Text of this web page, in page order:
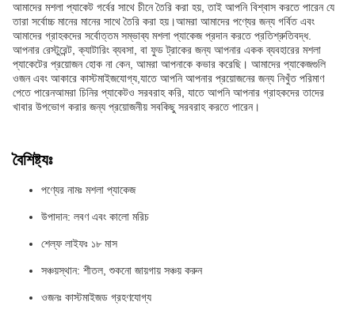
আমাদের মশলা প্যাকেট গর্বের সাথে চীনে তৈরি করা হয়, তাই আপনি বিশ্বাস করতে পারেন যে
তারা সর্বোচ্চ মানের মানের সাথে তৈরি করা হয়।আমরা আমাদের পণ্যের জন্য গর্বিত এবং
আমাদের গ্রাহকদের সর্বোত্তম সম্ভাব্য মশলা প্যাকেজ প্রদান করতে প্রতিশ্রুতিবদ্ধ.
আপনার রেস্টুরেন্ট, ক্যাটারিং ব্যবসা, বা ফুড ট্রাকের জন্য আপনার একক ব্যবহারের মশলা
প্যাকেটের প্রয়োজন হোক না কেন, আমরা আপনাকে কভার করেছি। আমাদের প্যাকেজগুলি
ওজন এবং আকারে কাস্টমাইজযোগ্য,যাতে আপনি আপনার প্রয়োজনের জন্য নিখুঁত পরিমাণ
পেতে পারেনআমরা চিনির প্যাকেটও সরবরাহ করি, যাতে আপনি আপনার গ্রাহকদের তাদের
খাবার উপভোগ করার জন্য প্রয়োজনীয় সবকিছু সরবরাহ করতে পারেন।
বৈশিষ্ট্যঃ
পণ্যের নামঃ মশলা প্যাকেজ
উপাদান: লবণ এবং কালো মরিচ
শেল্ফ লাইফঃ ১৮ মাস
সঞ্চয়স্থান: শীতল, শুকনো জায়গায় সঞ্চয় করুন
ওজনঃ কাস্টমাইজড গ্রহণযোগ্য